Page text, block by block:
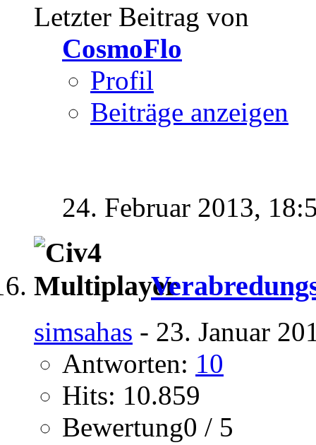
Letzter Beitrag von
CosmoFlo
Profil
Beiträge anzeigen
24. Februar 2013,
simsahas - 23. Januar
Antworten: 10
Hits: 10.859
Bewertung0 / 5